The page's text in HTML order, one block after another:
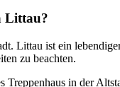
Littau?
Littau ist ein
zu beachten.
Treppenhaus in der